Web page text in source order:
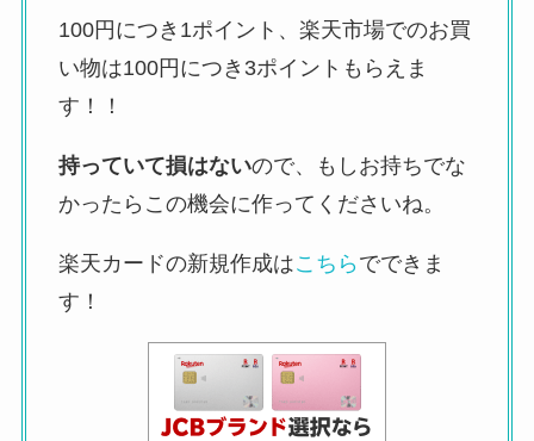
100円につき1ポイント、楽天市場でのお買
い物は100円につき3ポイントもらえま
す！！
持っていて損はないので、もしお持ちでな
かったらこの機会に作ってくださいね。
楽天カードの新規作成はこちら でできま
す！